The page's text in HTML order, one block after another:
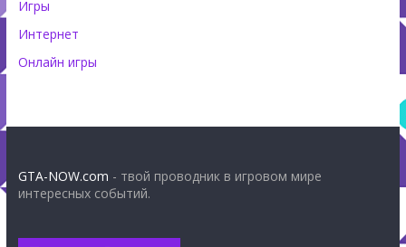
Игры
Интернет
Онлайн игры
GTA-NOW.com - твой проводник в игровом мире
интересных событий.